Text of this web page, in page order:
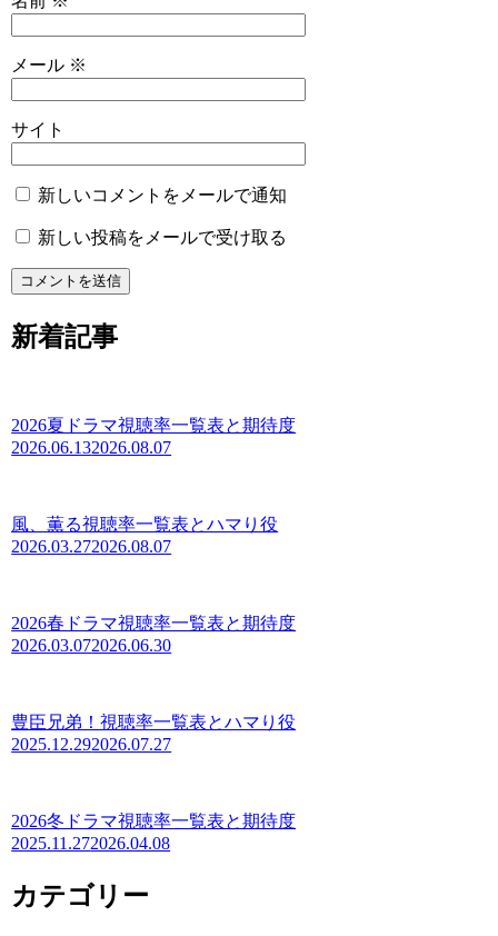
メール ※
サイト
新しいコメントをメールで通知
新しい投稿をメールで受け取る
新着記事
2026夏ドラマ視聴率一覧表と期待度
2026.06.132026.08.07
風、薫る視聴率一覧表とハマり役
2026.03.272026.08.07
2026春ドラマ視聴率一覧表と期待度
2026.03.072026.06.30
豊臣兄弟！視聴率一覧表とハマり役
2025.12.292026.07.27
2026冬ドラマ視聴率一覧表と期待度
2025.11.272026.04.08
カテゴリー